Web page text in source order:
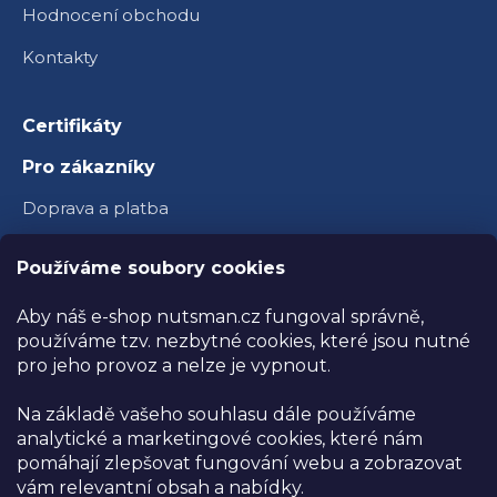
Používáme soubory cookies
Aby náš e-shop nutsman.cz fungoval správně,
používáme tzv. nezbytné cookies, které jsou nutné
pro jeho provoz a nelze je vypnout.
Na základě vašeho souhlasu dále používáme
analytické a marketingové cookies, které nám
pomáhají zlepšovat fungování webu a zobrazovat
vám relevantní obsah a nabídky.
Hodnocení obchodu
Kontakty
Certifikáty
Pro zákazníky
Doprava a platba
Ambasador Nutsman
Obchodní podmínky
Reklamace a vrácení zboží
Ochrana osobních údajů